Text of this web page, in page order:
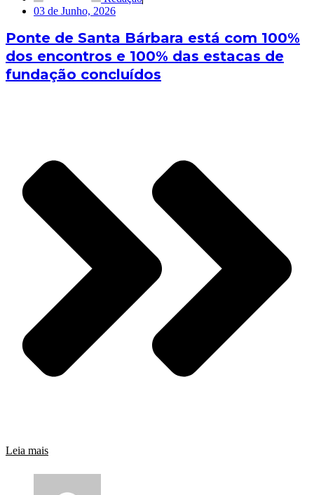
03 de Junho, 2026
Ponte de Santa Bárbara está com 100%
dos encontros e 100% das estacas de
fundação concluídos
Leia mais